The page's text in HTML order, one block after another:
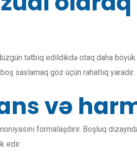
tətbiq edildikdə otaq daha böyük
saxlamaq göz üçün rahatlıq yaradır.
və
formalaşdırır. Boşluq
edir.